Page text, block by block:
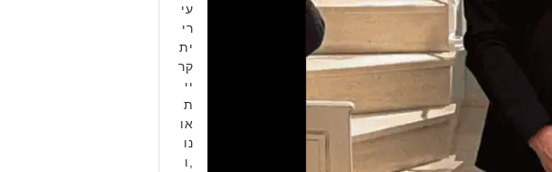
עי
רי
ית
קר
יי
ת
או
נו
,ו